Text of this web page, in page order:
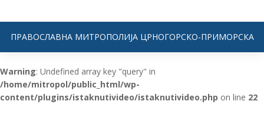
ПРАВОСЛАВНА МИТРОПОЛИЈА ЦРНОГОРСКО-ПРИМОРСКА
Warning: Undefined array key "query" in
/home/mitropol/public_html/wp-
content/plugins/istaknutivideo/istaknutivideo.php on line 22